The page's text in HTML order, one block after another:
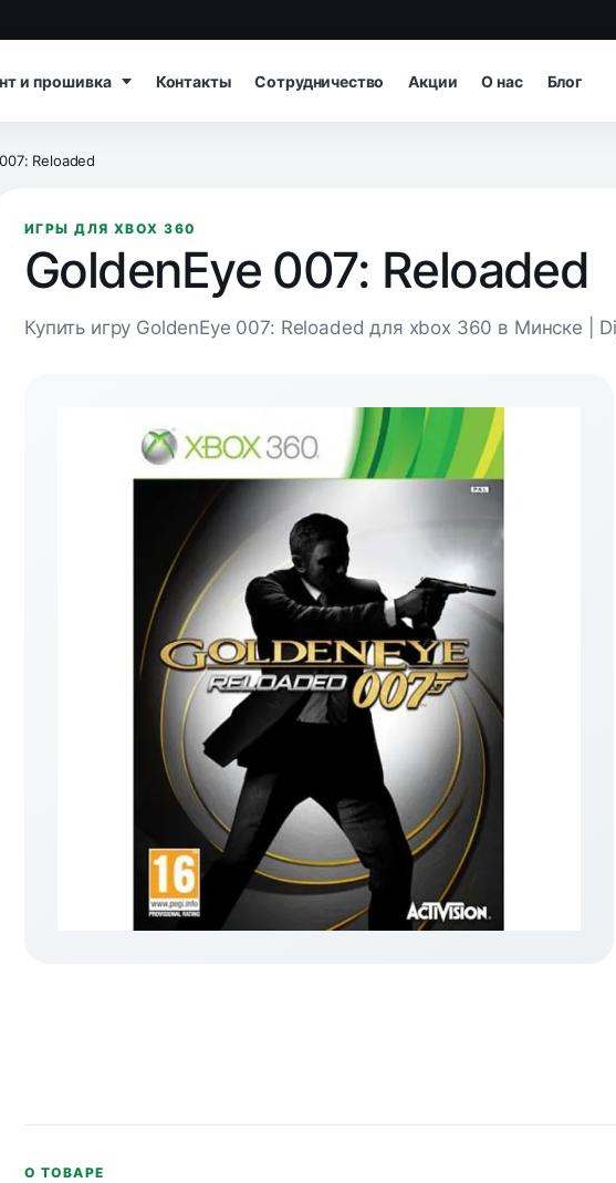
и прошивка Контакты Сотрудничество Акции О нас Блог
Reloaded
ИГРЫ ДЛЯ XBOX 360
GoldenEye 007: Reloaded
Купить игру GoldenEye 007: Reloaded для xbox 360 в Минске |
О ТОВАРЕ